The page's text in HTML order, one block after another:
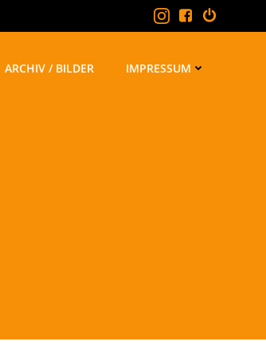
ARCHIV / BILDER IMPRESSUM